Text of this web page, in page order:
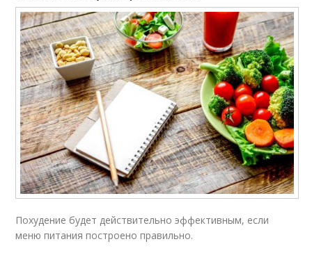
Похудение будет действительно эффективным, если
меню питания построено правильно.